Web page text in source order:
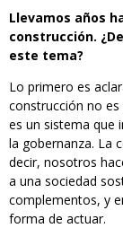
Llevamos años
construcción.
este tema?
Lo primero es
construcción no es
es un sistema que
la gobernanza. La
decir, nosotros
a una sociedad
complementos, y
forma de actuar.